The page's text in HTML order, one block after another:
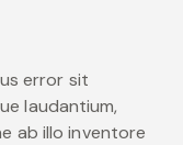
error sit
laudantium,
ab illo inventore